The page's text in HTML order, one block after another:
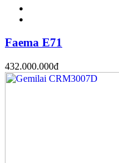
Faema E71
432.000.000đ